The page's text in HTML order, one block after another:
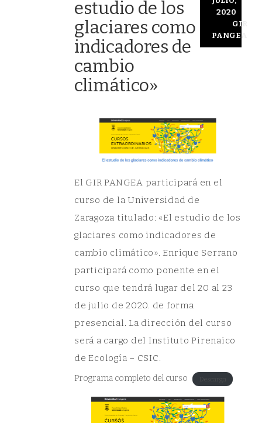
estudio de los
glaciares como
indicadores de
cambio
climático»
2020
GIR
PANGEA
El GIR PANGEA participará en el
curso de la Universidad de
Zaragoza titulado: «El estudio de los
glaciares como indicadores de
cambio climático». Enrique Serrano
participará como ponente en el
curso que tendrá lugar del 20 al 23
de julio de 2020. de forma
presencial. La dirección del curso
será a cargo del Instituto Pirenaico
de Ecología – CSIC.
Programa completo del curso Descarga